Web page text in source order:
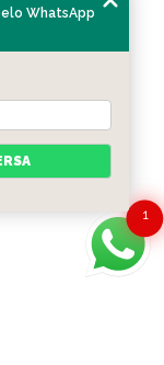
1
WhatsApp